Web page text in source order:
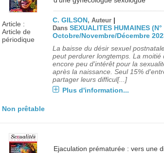
Article :
Article de
périodique
C. GILSON, Auteur |
Dans SEXUALITES HUMAINES (N°
Octobre/Novembre/Décembre
La baisse du désir sexuel
peut perdurer longtemps. La moitié
encore peu d'intérêt pour la
après la naissance. Seul 15%
partager leurs difficul[...]
Plus d'information...
Non prêtable
Ejaculation prématurée : vers une